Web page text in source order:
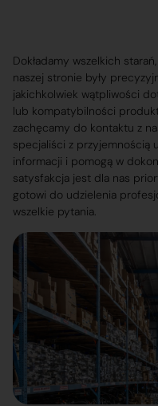
Dokładamy wszelkich
naszej stronie były
jakichkolwiek wątpliwości
lub kompatybilności
zachęcamy do kontaktu z
specjaliści z przyjemnością
informacji i pomogą w
satysfakcja jest dla nas
gotowi do udzielenia
wszelkie pytania.